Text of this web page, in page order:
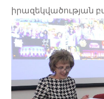
իրազեկվածության